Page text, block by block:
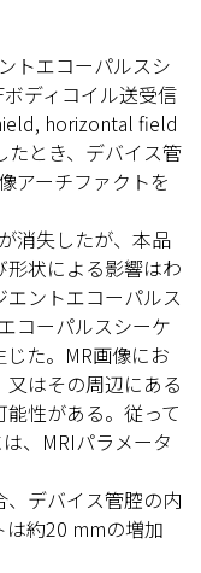
トエコーパルスシ
ディコイル送受信
horizontal field
とき、デバイス管
アーチファクトを
消失したが、本品
状による影響はわ
ントエコーパルス
コーパルスシーケ
た。MR画像にお
はその周辺にある
性がある。従って
、MRIパラメータ
デバイス管腔の内
約20 mmの増加